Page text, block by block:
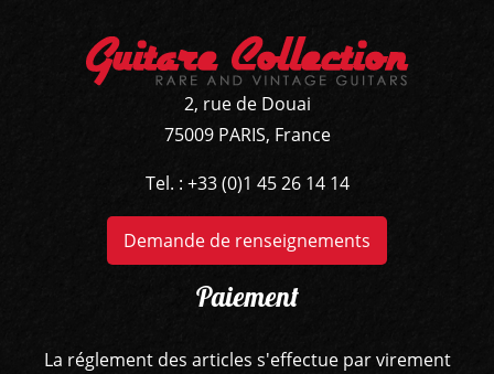
2, rue de Douai
75009 PARIS, France
Tel. : +33 (0)1 45 26 14 14
Demande de renseignements
Paiement
La réglement des articles s'effectue par virement